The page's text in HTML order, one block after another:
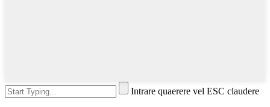
Intrare quaerere vel ESC claudere